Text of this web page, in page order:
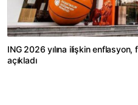
ING 2026 yılına ilişkin
açıkladı